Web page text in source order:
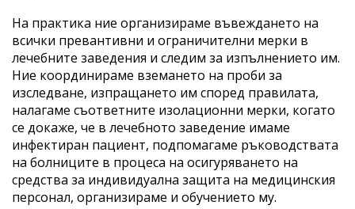
На практика ние организираме въвеждането на
всички превантивни и ограничителни мерки в
лечебните заведения и следим за изпълнението им.
Ние координираме вземането на проби за
изследване, изпращането им според правилата,
налагаме съответните изолационни мерки, когато
се докаже, че в лечебното заведение имаме
инфектиран пациент, подпомагаме ръководствата
на болниците в процеса на осигуряването на
средства за индивидуална защита на медицинския
персонал, организираме и обучението му.